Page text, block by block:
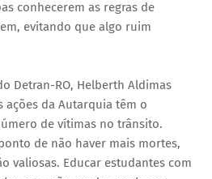
conhecerem as regras de
evitando que algo ruim
Detran-RO, Helberth Aldimas
ações da Autarquia têm o
de vítimas no trânsito.
de não haver mais mortes,
valiosas. Educar estudantes com